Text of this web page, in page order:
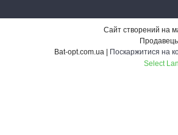
Сайт створений на
Поскаржитися на
Select